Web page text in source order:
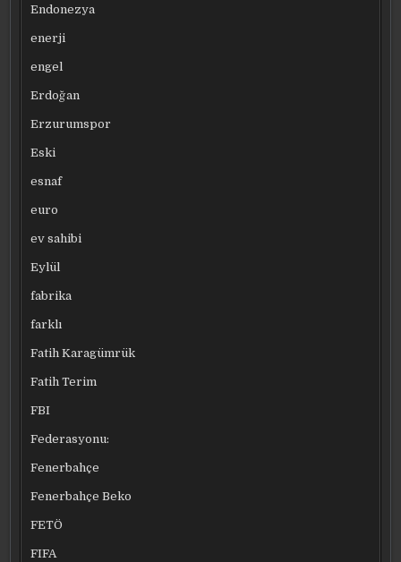
Endonezya
enerji
engel
Erdoğan
Erzurumspor
Eski
esnaf
euro
ev sahibi
Eylül
fabrika
farklı
Fatih Karagümrük
Fatih Terim
FBI
Federasyonu:
Fenerbahçe
Fenerbahçe Beko
FETÖ
FIFA